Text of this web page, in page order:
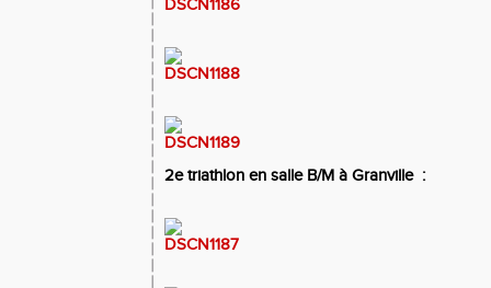
2e triathlon en salle B/M à Granville :